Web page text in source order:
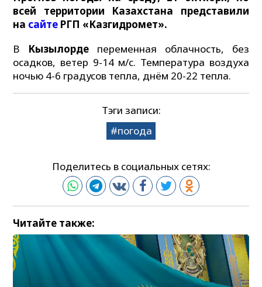
всей территории Казахстана представили
на сайте РГП «Казгидромет».
В Кызылорде переменная облачность, без
осадков, ветер 9-14 м/с. Температура воздуха
ночью 4-6 градусов тепла, днём 20-22 тепла.
Тэги записи:
погода
Поделитесь в социальных сетях:
Читайте также: